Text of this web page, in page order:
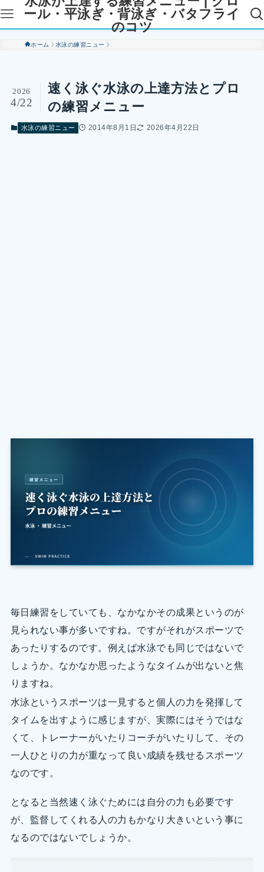
ール・平泳ぎ・背泳ぎ・バタフライ
のコツ
ホーム 水泳の練習ニュー
速く泳ぐ水泳の上達方法とプロ
の練習メニュー
2026
4/22
水泳の練習ニュー 2014年8月1日 2026年4月22日
毎日練習をしていても、なかなかその成果というのが
見られない事が多いですね。ですがそれがスポーツで
あったりするのです。例えば水泳でも同じではないで
しょうか。なかなか思ったようなタイムが出ないと焦
りますね。
水泳というスポーツは一見すると個人の力を発揮して
タイムを出すように感じますが、実際にはそうではな
くて、トレーナーがいたりコーチがいたりして、その
一人ひとりの力が重なって良い成績を残せるスポーツ
なのです。
となると当然速く泳ぐためには自分の力も必要です
が、監督してくれる人の力もかなり大きいという事に
なるのではないでしょうか。